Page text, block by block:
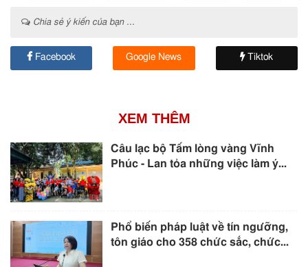
Chia sẻ ý kiến của bạn ...
Facebook Google News Tiktok
XEM THÊM
Câu lạc bộ Tấm lòng vàng Vĩnh
Phúc - Lan tỏa những việc làm ý...
Phổ biến pháp luật về tín ngưỡng,
tôn giáo cho 358 chức sắc, chức...